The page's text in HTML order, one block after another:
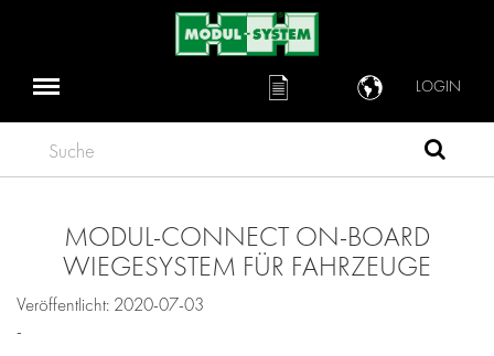
LOGIN
Suche
MODUL-CONNECT ON-BOARD
WIEGESYSTEM FÜR FAHRZEUGE
Veröffentlicht: 2020-07-03
-